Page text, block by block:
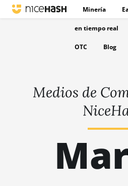
Minería
en tiempo real
OTC Blog
Medios de